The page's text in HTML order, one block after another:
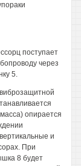
поступает
через
5.
опирается
и
При
8 будет